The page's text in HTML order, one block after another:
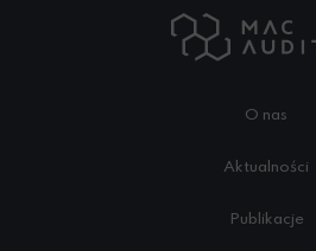
O nas
Aktualności
Publikacje